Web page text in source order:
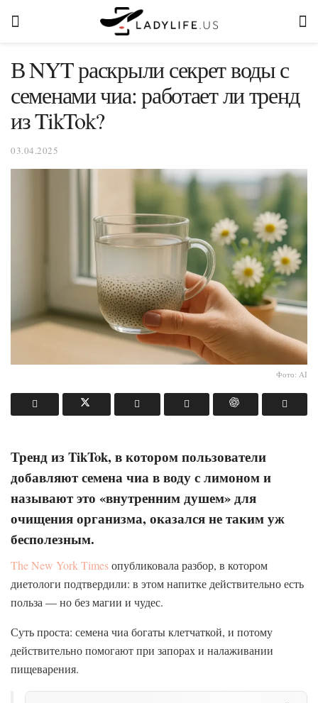
В NYT раскрыли секрет воды с
семенами чиа: работает ли тренд
из TikTok?
03.04.2025
Фото: AI
Тренд из TikTok, в котором пользователи
добавляют семена чиа в воду с лимоном и
называют это «внутренним душем» для
очищения организма, оказался не таким уж
бесполезным.
The New York Timesопубликовала разбор, в котором
диетологи подтвердили: в этом напитке действительно есть
польза — но без магии и чудес.
Суть проста: семена чиа богаты клетчаткой, и потому
действительно помогают при запорах и налаживании
пищеварения.